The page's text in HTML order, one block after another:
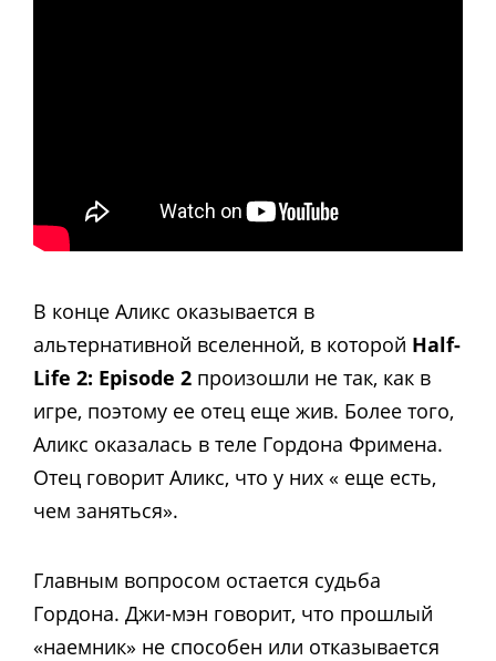
В конце Аликс оказывается в
альтернативной вселенной, в которой Half-
Life 2: Episode 2 произошли не так, как в
игре, поэтому ее отец еще жив. Более того,
Аликс оказалась в теле Гордона Фримена.
Отец говорит Аликс, что у них « еще есть,
чем заняться».
Главным вопросом остается судьба
Гордона. Джи-мэн говорит, что прошлый
«наемник» не способен или отказывается